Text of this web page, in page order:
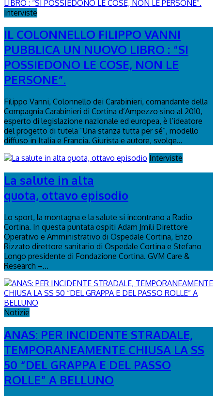
Interviste
IL COLONNELLO FILIPPO VANNI
PUBBLICA UN NUOVO LIBRO : “SI
POSSIEDONO LE COSE, NON LE
PERSONE”.
Filippo Vanni, Colonnello dei Carabinieri, comandante della
Compagnia Carabinieri di Cortina d’Ampezzo sino al 2010,
esperto di legislazione nazionale ed europea, è l’ideatore
del progetto di tutela “Una stanza tutta per sé”, modello
diffuso in Italia e Francia. Giurista e autore, svolge...
Interviste
La salute in alta
quota, ottavo episodio
Lo sport, la montagna e la salute si incontrano a Radio
Cortina. In questa puntata ospiti Adam Jmili Direttore
Operativo e Amministrativo di Ospedale Cortina, Enzo
Rizzato direttore sanitario di Ospedale Cortina e Stefano
Longo presidente di Fondazione Cortina. GVM Care &
Research –...
Notizie
ANAS: PER INCIDENTE STRADALE,
TEMPORANEAMENTE CHIUSA LA SS
50 “DEL GRAPPA E DEL PASSO
ROLLE” A BELLUNO